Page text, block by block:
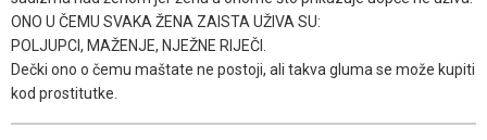
ONO U ČEMU SVAKA ŽENA ZAISTA UŽIVA SU:
POLJUPCI, MAŽENJE, NJEŽNE RIJEČI.
Dečki ono o čemu maštate ne postoji, ali takva gluma se može kupiti
kod prostitutke.